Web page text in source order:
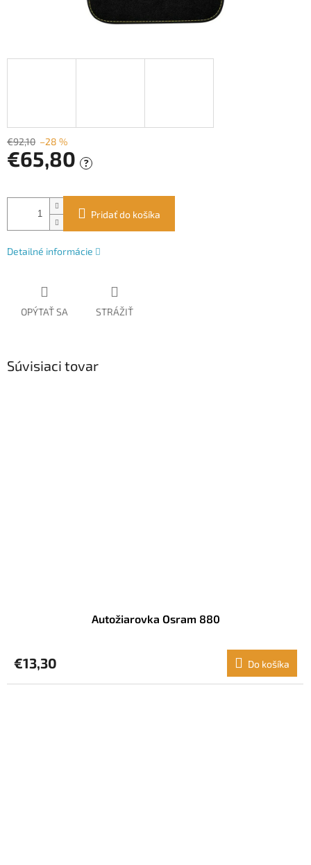
€92,10 –28 %
€65,80 ?
cena:
Pridať do košíka
Detailné informácie
OPÝTAŤ SA STRÁŽIŤ
Súvisiaci tovar
Autožiarovka Osram 880
€13,30 Do košíka